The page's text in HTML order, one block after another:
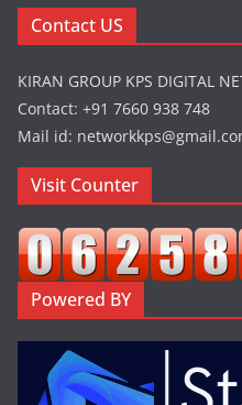
Contact US
KIRAN GROUP KPS DIGITAL
Contact: +91 7660 938 748
Mail id:
Visit Counter
Powered BY